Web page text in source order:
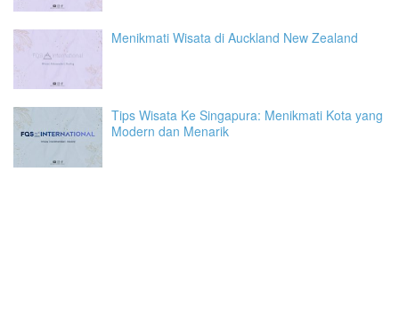
Menikmati Wisata di Auckland New Zealand
Tips Wisata Ke Singapura: Menikmati Kota yang
Modern dan Menarik